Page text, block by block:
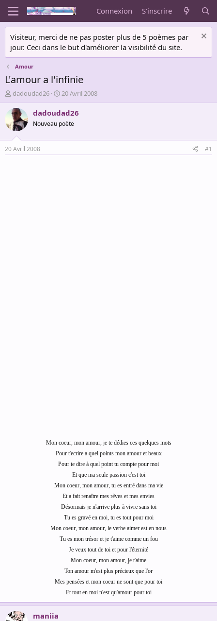
Connexion S'inscrire
Visiteur, merci de ne pas poster plus de 5 poèmes par
jour. Ceci dans le but d'améliorer la visibilité du site.
Amour
L'amour a l'infinie
A
u
t
e
u
r
d
e
dadoudad26
D
a
t
d
é
20 Avril 2008
dadoudad26
Nouveau poète
20 Avril 2008 #1
Mon coeur, mon amour, je te dédies ces quelques mots
Pour t'ecrire a quel points mon amour et beaux
Pour te dire à quel point tu compte pour moi
Et que ma seule passion c'est toi
Mon coeur, mon amour, tu es entré dans ma vie
Et a fait renaître mes rêves et mes envies
Désormais je n'arrive plus à vivre sans toi
Tu es gravé en moi, tu es tout pour moi
Mon coeur, mon amour, le verbe aimer est en nous
Tu es mon trésor et je t'aime comme un fou
Je veux tout de toi et pour l'éternité
Mon coeur, mon amour, je t'aime
Ton amour m'est plus précieux que l'or
Mes pensées et mon coeur ne sont que pour toi
Et tout en moi n'est qu'amour pour toi
maniia